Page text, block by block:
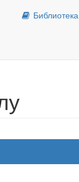
Библиотека